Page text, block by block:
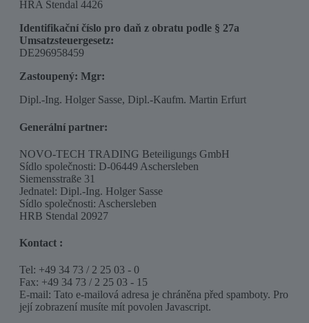
HRA Stendal 4426
Identifikační číslo pro daň z obratu podle § 27a
Umsatzsteuergesetz:
DE296958459
Zastoupený: Mgr:
Dipl.-Ing. Holger Sasse, Dipl.-Kaufm. Martin Erfurt
Generální partner:
NOVO-TECH TRADING Beteiligungs GmbH
Sídlo společnosti: D-06449 Aschersleben
Siemensstraße 31
Jednatel: Dipl.-Ing. Holger Sasse
Sídlo společnosti: Aschersleben
HRB Stendal 20927
Kontact :
Tel: +49 34 73 / 2 25 03 - 0
Fax: +49 34 73 / 2 25 03 - 15
E-mail: Tato e-mailová adresa je chráněna před spamboty. Pro
její zobrazení musíte mít povolen Javascript.